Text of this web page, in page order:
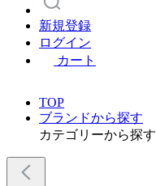
新規登録
ログイン
カート
TOP
ブランドから探す
カテゴリーから探す